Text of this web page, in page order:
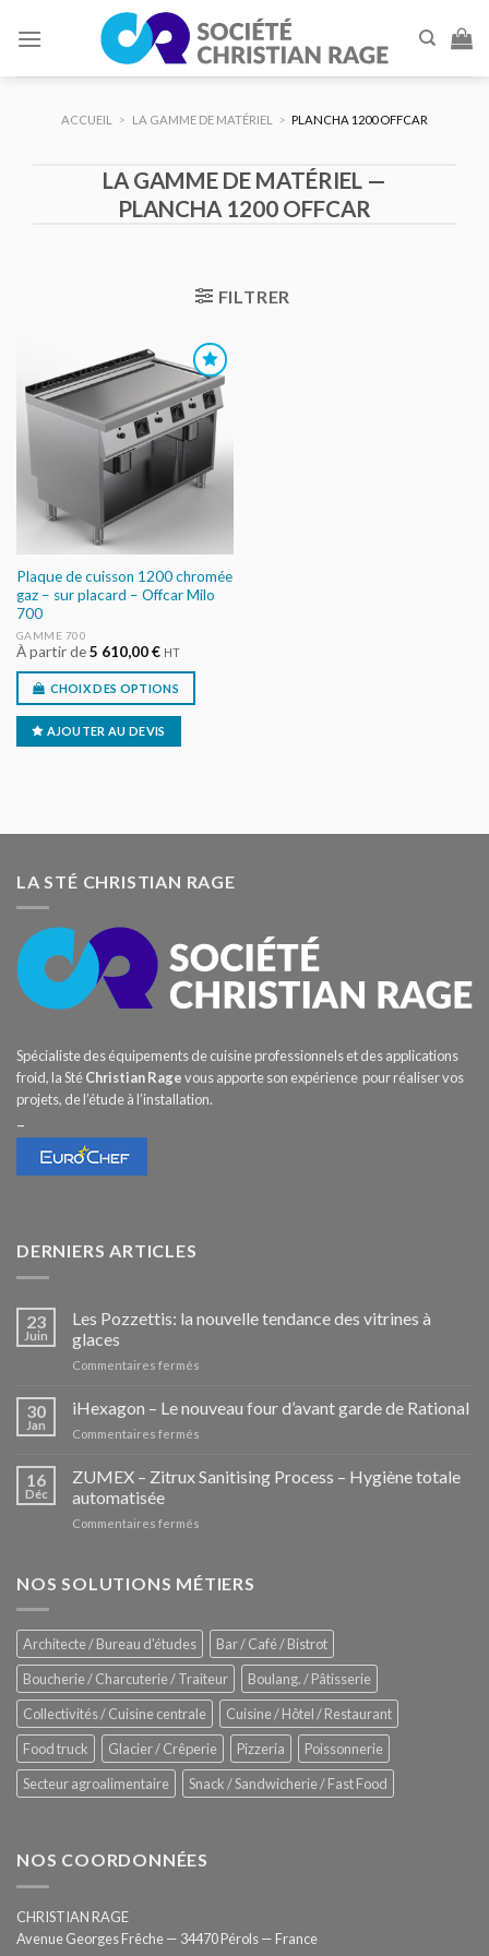
ACCUEIL > LA GAMME DE MATÉRIEL > PLANCHA 1200 OFFCAR
LA GAMME DE MATÉRIEL —
PLANCHA 1200 OFFCAR
FILTRER
AJOUTER
AU DEVIS
Plaque de cuisson 1200 chromée
gaz – sur placard – Offcar Milo
700
GAMME 700
À partir de5 610,00€ HT
CHOIX DES OPTIONS
AJOUTER AU DEVIS
LA STÉ CHRISTIAN RAGE
Spécialiste des équipements de cuisine professionnels et des applications
froid, la StéChristian Ragevous apporte son expérience pour réaliser vos
projets, de l’étude à l’installation.
–
DERNIERS ARTICLES
23
Juin
Les Pozzettis: la nouvelle tendance des vitrines à
glaces
Commentaires fermés
Pozzettis:
la
des
30
Jan
iHexagon – Le nouveau four d’avant garde de Rational
Commentaires fermés
–
Le
de
16
Déc
ZUMEX – Zitrux Sanitising Process – Hygiène totale
automatisée
Commentaires fermés
Zitrux
–
Hygiène
totale
automatisée
NOS SOLUTIONS MÉTIERS
Architecte / Bureau d'études
Bar / Café / Bistrot
Boucherie / Charcuterie / Traiteur
Boulang. / Pâtisserie
Collectivités / Cuisine centrale
Cuisine / Hôtel / Restaurant
Food truck
Glacier / Crêperie Pizzeria
Poissonnerie
Secteur agroalimentaire
Snack / Sandwicherie / Fast Food
NOS COORDONNÉES
CHRISTIAN RAGE
Avenue Georges Frêche — 34470 Pérols — France